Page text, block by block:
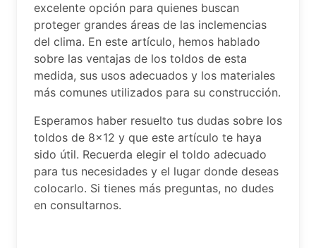
excelente opción para quienes buscan
proteger grandes áreas de las inclemencias
del clima. En este artículo, hemos hablado
sobre las ventajas de los toldos de esta
medida, sus usos adecuados y los materiales
más comunes utilizados para su construcción.
Esperamos haber resuelto tus dudas sobre los
toldos de 8×12 y que este artículo te haya
sido útil. Recuerda elegir el toldo adecuado
para tus necesidades y el lugar donde deseas
colocarlo. Si tienes más preguntas, no dudes
en consultarnos.